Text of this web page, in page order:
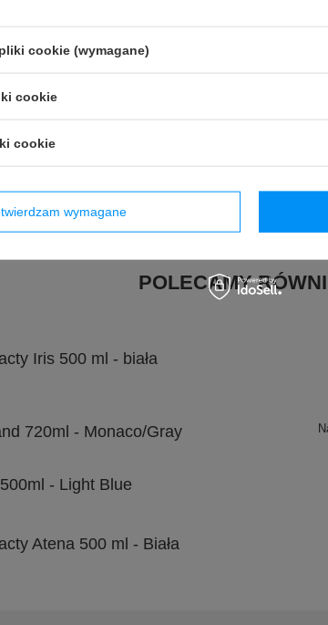
do obrotu na terenie UE przed 13.12.2024
POLECAMY
Iris 500 ml - biała
720ml - Monaco/Gray
- Light Blue
Atena 500 ml - Biała
cookie (wymagane)
cookie
cookie
wymagane